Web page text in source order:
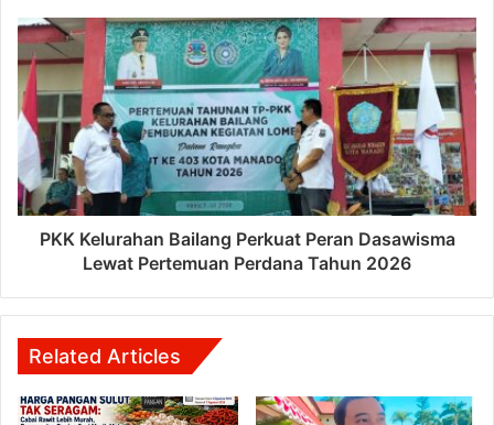
PKK Kelurahan Bailang Perkuat Peran Dasawisma
Lewat Pertemuan Perdana Tahun 2026
Related Articles